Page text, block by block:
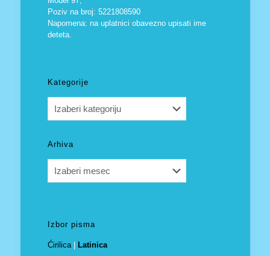
Poziv na broj: 5221808590
Napomena: na uplatnici obavezno upisati ime
deteta.
Kategorije
Arhiva
Izbor pisma
Ćirilica| Latinica